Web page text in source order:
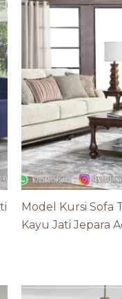
Model Kursi Sofa
Kayu Jati Jepara